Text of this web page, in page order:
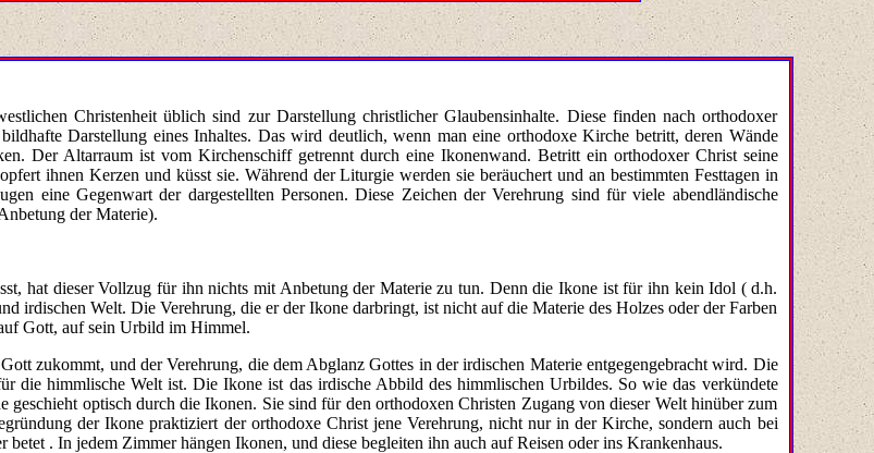
Christenheit üblich sind zur Darstellung christlicher Glau­bensinhalte. Diese finden nach orthodoxer
Darstellung eines Inhaltes. Das wird deutlich, wenn man eine orthodoxe Kirche betritt, deren Wände
Der Altarraum ist vom Kirchenschiff getrennt durch eine Iko­nenwand. Betritt ein orthodoxer Christ seine
ihnen Kerzen und küsst sie. Während der Liturgie werden sie beräuchert und an bestimmten Festtagen in
eine Gegenwart der dar­gestellten Personen. Diese Zeichen der Verehr­ung sind für viele abendländische
der Materie).
hat dieser Vollzug für ihn nichts mit Anbetung der Materie zu tun. Denn die Ikone ist für ihn kein Idol ( d.h.
irdischen Welt. Die Verehrung, die er der Ikone dar­bringt, ist nicht auf die Materie des Holzes oder der Farben
Gott, auf sein Urbild im Himmel.
zukommt, und der Verehrung, die dem Abglanz Gottes in der irdischen Materie entgegengebracht wird. Die
die himmlische Welt ist. Die Ikone ist das irdische Abbild des himmlischen Urbildes. So wie das verkündete
geschieht optisch durch die Ikonen. Sie sind für den orthodoxen Christen Zugang von dieser Welt hinüber zum
der Ikone praktiziert der orthodoxe Christ jene Verehrung, nicht nur in der Kirche, sondern auch bei
. In jedem Zimmer hängen Ikonen, und diese begleiten ihn auch auf Reisen oder ins Krankenhaus.